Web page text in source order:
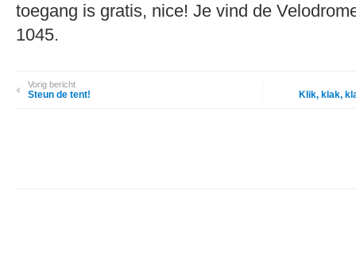
toegang is gratis, nice! Je vind de
1045.
Vorig bericht
Steun de tent! Klik, klak,